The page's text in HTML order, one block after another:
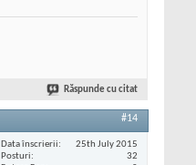
Răspunde cu citat
#14
Data înscrierii
25th July 2015
Posturi
32